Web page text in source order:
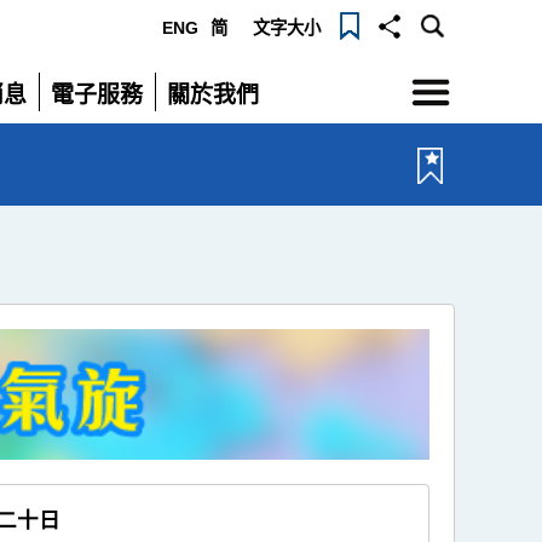
ENG 简 文字大小
電子服務
展
關於我們
展
選
單
十日